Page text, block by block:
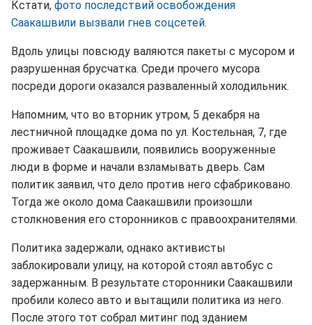
Кстати, фото последствий освобождения
Саакашвили вызвали гнев соцсетей.
Вдоль улицы повсюду валяются пакеты с мусором и
разрушенная брусчатка. Среди прочего мусора
посреди дороги оказался разваленный холодильник.
Напомним, что во вторник утром, 5 декабря на
лестничной площадке дома по ул. Костельная, 7, где
проживает Саакашвили, появились вооруженные
люди в форме и начали взламывать дверь. Сам
политик заявил, что дело против него сфабриковано.
Тогда же около дома Саакашвили произошли
столкновения его сторонников с правоохранителями.
Политика задержали, однако активисты
заблокировали улицу, на которой стоял автобус с
задержанным. В результате сторонники Саакашвили
пробили колесо авто и вытащили политика из него.
После этого тот собрал митинг под зданием